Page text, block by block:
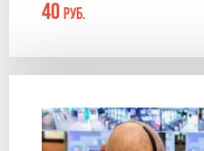
40 руб.